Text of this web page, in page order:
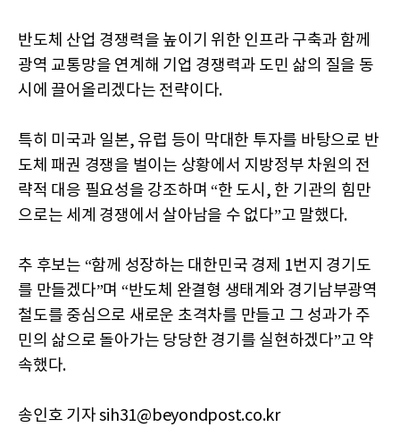
반도체 산업 경쟁력을 높이기 위한 인프라 구축과 함께
광역 교통망을 연계해 기업 경쟁력과 도민 삶의 질을 동
시에 끌어올리겠다는 전략이다.
특히 미국과 일본, 유럽 등이 막대한 투자를 바탕으로 반
도체 패권 경쟁을 벌이는 상황에서 지방정부 차원의 전
략적 대응 필요성을 강조하며 “한 도시, 한 기관의 힘만
으로는 세계 경쟁에서 살아남을 수 없다”고 말했다.
추 후보는 “함께 성장하는 대한민국 경제 1번지 경기도
를 만들겠다”며 “반도체 완결형 생태계와 경기남부광역
철도를 중심으로 새로운 초격차를 만들고 그 성과가 주
민의 삶으로 돌아가는 당당한 경기를 실현하겠다”고 약
속했다.
송인호 기자 sih31@beyondpost.co.kr